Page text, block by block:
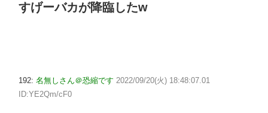
すげーバカが降臨したw
192: 名無しさん＠恐縮です 2022/09/20(火) 18:48:07.01
ID:YE2Qm/cF0